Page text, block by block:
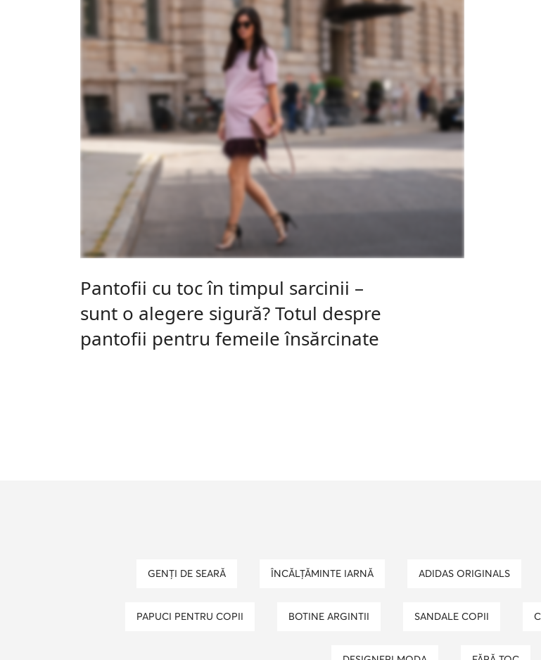
Pantofii cu toc în timpul sarcinii –
sunt o alegere sigură? Totul despre
pantofii pentru femeile însărcinate
GENȚI DE SEARĂ ÎNCĂLȚĂMINTE IARNĂ ADIDAS ORIGINALS
PAPUCI PENTRU COPII BOTINE ARGINTII SANDALE COPII